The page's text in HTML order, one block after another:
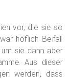
vor, die sie so
höflich Beifall
sie dann aber
Aus dieser
werden, dass